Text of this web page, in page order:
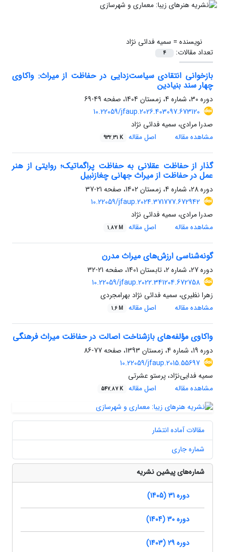
نویسنده = سمیه فدائی نژاد
تعداد مقالات:
4
بازخوانی انتقادی سیاست‌زدایی در حفاظت از میراث: واکاوی
چهار سند بنیادین
دوره 30، شماره 4، زمستان 1404، صفحه
49-69
10.22059/jfaup.2026.403097.673120
صدرا مرادی، سمیه فدائی نژاد
مشاهده مقاله
اصل مقاله 932.31 K
گذار از حفاظت عقلانی به حفاظت پراگماتیک؛ روایتی از هنر
عمل در حفاظت از میراث جهانی چغازنبیل
دوره 28، شماره 4، زمستان 1402، صفحه
21-37
10.22059/jfaup.2024.371777.672942
صدرا مرادی، سمیه فدائی نژاد
مشاهده مقاله
اصل مقاله 1.87 M
گونه‌شناسی ارزش‌های میراث مدرن
دوره 27، شماره 2، تابستان 1401، صفحه
21-32
10.22059/jfaup.2022.341204.672758
زهرا نظیری، سمیه فدائی نژاد بهرامجردی
مشاهده مقاله
اصل مقاله 1.6 M
واکاوی مؤلفه‌های بازشناخت اصالت در حفاظت میراث فرهنگی
دوره 19، شماره 4، زمستان 1393، صفحه
77-86
10.22059/jfaup.2015.55697
سمیه فدایی‌نژاد، پرستو عشرتی
مشاهده مقاله
اصل مقاله 547.87 K
مقالات آماده انتشار
شماره جاری
شماره‌های پیشین نشریه
دوره 31 (1405)
دوره 30 (1404)
دوره 29 (1403)